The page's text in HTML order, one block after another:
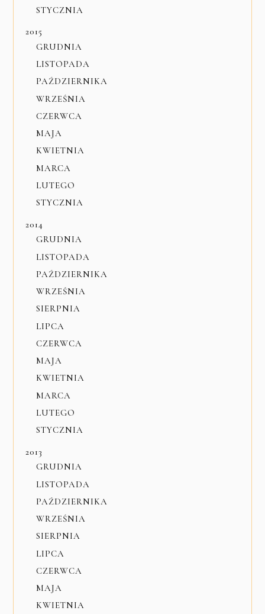
STYCZNIA
2015
GRUDNIA
LISTOPADA
PAŹDZIERNIKA
WRZEŚNIA
CZERWCA
MAJA
KWIETNIA
MARCA
LUTEGO
STYCZNIA
2014
GRUDNIA
LISTOPADA
PAŹDZIERNIKA
WRZEŚNIA
SIERPNIA
LIPCA
CZERWCA
MAJA
KWIETNIA
MARCA
LUTEGO
STYCZNIA
2013
GRUDNIA
LISTOPADA
PAŹDZIERNIKA
WRZEŚNIA
SIERPNIA
LIPCA
CZERWCA
MAJA
KWIETNIA